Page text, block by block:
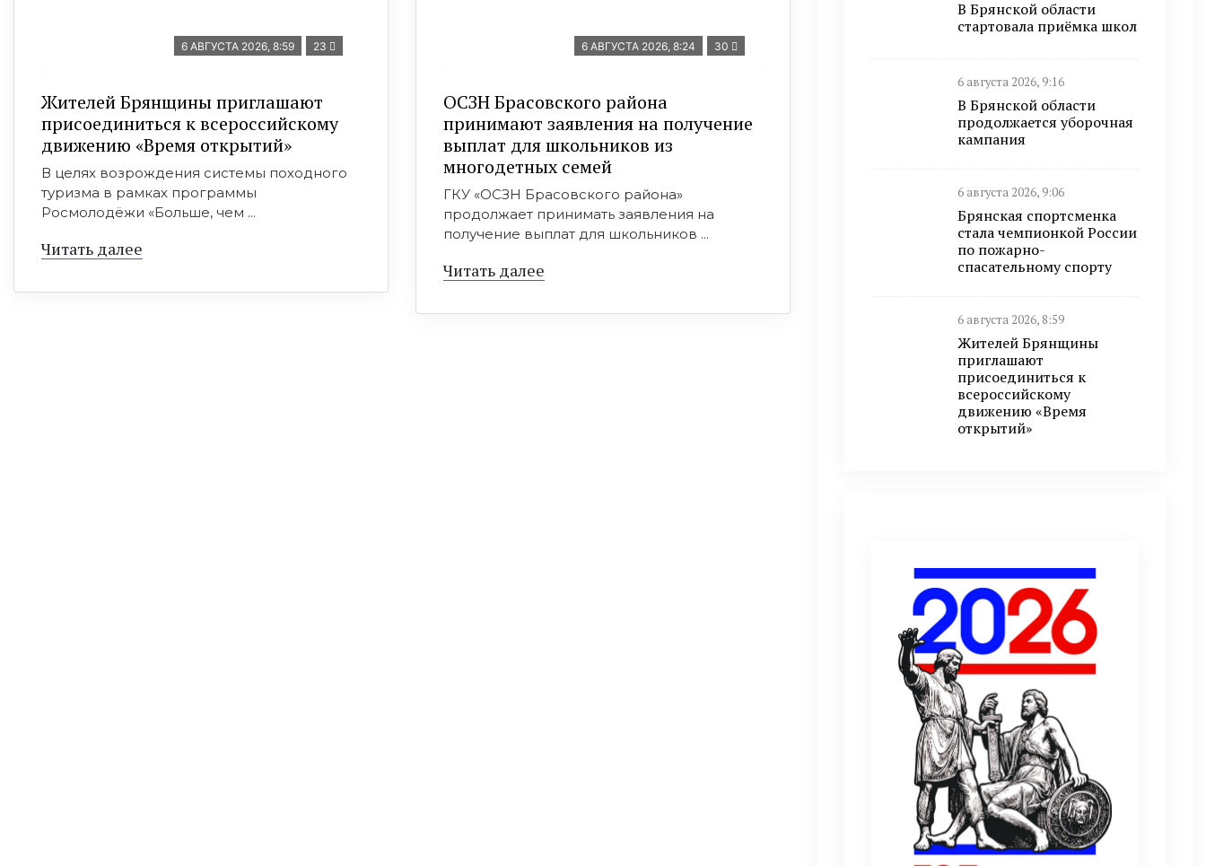
6 АВГУСТА 2026, 8:59 23
Жителей Брянщины приглашают
присоединиться к всероссийскому
движению «Время открытий»
В целях возрождения системы походного
туризма в рамках программы
Росмолодёжи «Больше, чем ...
Читать далее
6 АВГУСТА 2026, 8:24 30
ОСЗН Брасовского района
принимают заявления на получение
выплат для школьников из
многодетных семей
ГКУ «ОСЗН Брасовского района»
продолжает принимать заявления на
получение выплат для школьников ...
Читать далее
В Брянской области
стартовала приёмка школ
6 августа 2026, 9:16
В Брянской области
продолжается уборочная
кампания
6 августа 2026, 9:06
Брянская спортсменка
стала чемпионкой России
по пожарно-
спасательному спорту
6 августа 2026, 8:59
Жителей Брянщины
приглашают
присоединиться к
всероссийскому
движению «Время
открытий»